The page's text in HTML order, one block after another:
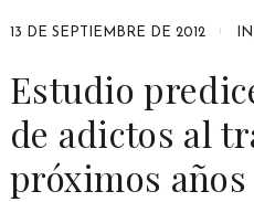
13 DE SEPTIEMBRE DE 2012
Estudio
de adictos al
próximos años